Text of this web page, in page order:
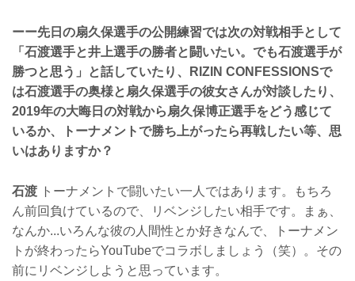
ーー先日の扇久保選手の公開練習では次の対戦相手として
「石渡選手と井上選手の勝者と闘いたい。でも石渡選手が
勝つと思う」と話していたり、RIZIN CONFESSIONSで
は石渡選手の奥様と扇久保選手の彼女さんが対談したり、
2019年の大晦日の対戦から扇久保博正選手をどう感じて
いるか、トーナメントで勝ち上がったら再戦したい等、思
いはありますか？
石渡 トーナメントで闘いたい一人ではあります。もちろ
ん前回負けているので、リベンジしたい相手です。まぁ、
なんか...いろんな彼の人間性とか好きなんで、トーナメン
トが終わったらYouTubeでコラボしましょう（笑）。その
前にリベンジしようと思っています。